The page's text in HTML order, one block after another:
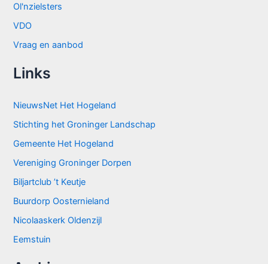
Ol'nzielsters
VDO
Vraag en aanbod
Links
NieuwsNet Het Hogeland
Stichting het Groninger Landschap
Gemeente Het Hogeland
Vereniging Groninger Dorpen
Biljartclub ’t Keutje
Buurdorp Oosternieland
Nicolaaskerk Oldenzijl
Eemstuin